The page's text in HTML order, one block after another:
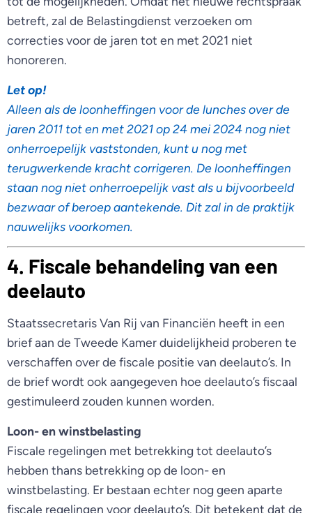
betreft, zal de Belastingdienst verzoeken om
correcties voor de jaren tot en met 2021 niet
honoreren.
Let op!
Alleen als de loonheffingen voor de lunches over de
jaren 2011 tot en met 2021 op 24 mei 2024 nog niet
onherroepelijk vaststonden, kunt u nog met
terugwerkende kracht corrigeren. De loonheffingen
staan nog niet onherroepelijk vast als u bijvoorbeeld
bezwaar of beroep aantekende. Dit zal in de praktijk
nauwelijks voorkomen.
4. Fiscale behandeling van een
deelauto
Staatssecretaris Van Rij van Financiën heeft in een
brief aan de Tweede Kamer duidelijkheid proberen te
verschaffen over de fiscale positie van deelauto’s. In
de brief wordt ook aangegeven hoe deelauto’s fiscaal
gestimuleerd zouden kunnen worden.
Loon- en winstbelasting
Fiscale regelingen met betrekking tot deelauto’s
hebben thans betrekking op de loon- en
winstbelasting. Er bestaan echter nog geen aparte
fiscale regelingen voor deelauto’s. Dit betekent dat de